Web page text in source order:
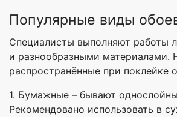
Популярные виды
Специалисты выполняют работы
и разнообразными материалами.
распространённые при поклейке
1. Бумажные – бывают
Рекомендовано использовать в